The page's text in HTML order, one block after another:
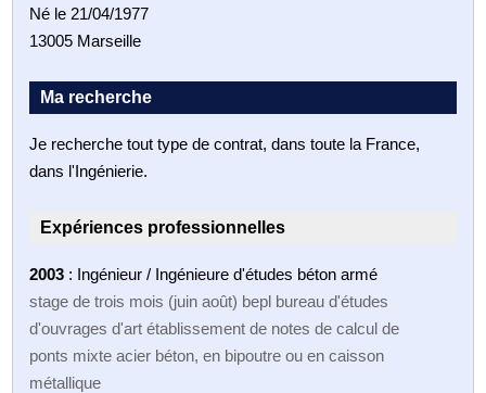
Né le 21/04/1977
13005 Marseille
Ma recherche
Je recherche tout type de contrat, dans toute la France,
dans l'Ingénierie.
Expériences professionnelles
2003 : Ingénieur / Ingénieure d'études béton armé
stage de trois mois (juin août) bepl bureau d'études
d'ouvrages d'art établissement de notes de calcul de
ponts mixte acier béton, en bipoutre ou en caisson
métallique